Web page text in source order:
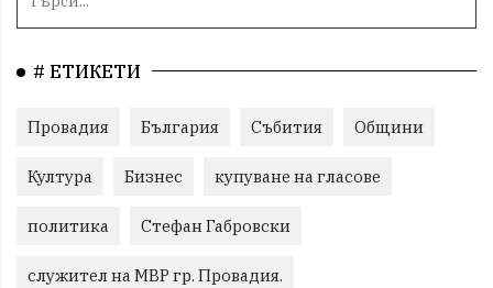
# ЕТИКЕТИ
Провадия България Събития Общини
Култура Бизнес купуване на гласове
политика Стефан Габровски
служител на МВР гр. Провадия.